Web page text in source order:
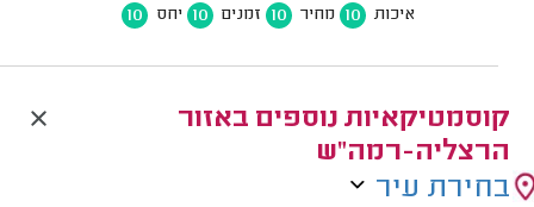
איכות 10 מחיר 10 זמנים 10 יחס 10
קוסמטיקאיות נוספים באזור
הרצליה-רמה"ש
בחירת עיר